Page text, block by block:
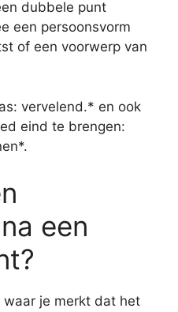
dubbele punt
een persoonsvorm
of een voorwerp van
vervelend.* en ook
eind te brengen:
een
je merkt dat het